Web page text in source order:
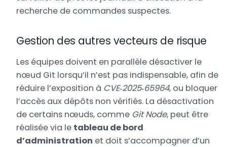
recherche de commandes suspectes.
Gestion des autres vecteurs de risque
Les équipes doivent en parallèle désactiver le
nœud Git lorsqu’il n’est pas indispensable, afin de
réduire l’exposition à CVE‑2025‑65964, ou bloquer
l’accès aux dépôts non vérifiés. La désactivation
de certains nœuds, comme Git Node, peut être
réalisée via le tableau de bord
d’administration et doit s’accompagner d’un